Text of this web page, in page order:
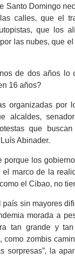
Santo Domingo
calles, que el
que los
las nubes, que
de dos años lo
16 años?
organizadas por
alcaldes,
que
Abinader.
porque los
marco de la
el Cibao, no
sin mayores
morada a
tan grande y
como zombis
sorpresas”, la